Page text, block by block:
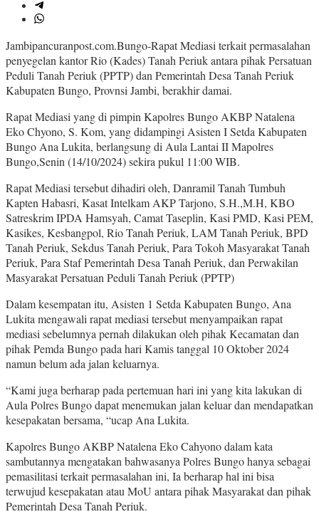
Jambipancuranpost.com.Bungo-Rapat Mediasi terkait permasalahan
penyegelan kantor Rio (Kades) Tanah Periuk antara pihak Persatuan
Peduli Tanah Periuk (PPTP) dan Pemerintah Desa Tanah Periuk
Kabupaten Bungo, Provnsi Jambi, berakhir damai.
Rapat Mediasi yang di pimpin Kapolres Bungo AKBP Natalena
Eko Chyono, S. Kom, yang didampingi Asisten I Setda Kabupaten
Bungo Ana Lukita, berlangsung di Aula Lantai II Mapolres
Bungo,Senin (14/10/2024) sekira pukul 11:00 WIB.
Rapat Mediasi tersebut dihadiri oleh, Danramil Tanah Tumbuh
Kapten Habasri, Kasat Intelkam AKP Tarjono, S.H.,M.H, KBO
Satreskrim IPDA Hamsyah, Camat Taseplin, Kasi PMD, Kasi PEM,
Kasikes, Kesbangpol, Rio Tanah Periuk, LAM Tanah Periuk, BPD
Tanah Periuk, Sekdus Tanah Periuk, Para Tokoh Masyarakat Tanah
Periuk, Para Staf Pemerintah Desa Tanah Periuk, dan Perwakilan
Masyarakat Persatuan Peduli Tanah Periuk (PPTP)
Dalam kesempatan itu, Asisten 1 Setda Kabupaten Bungo, Ana
Lukita mengawali rapat mediasi tersebut menyampaikan rapat
mediasi sebelumnya pernah dilakukan oleh pihak Kecamatan dan
pihak Pemda Bungo pada hari Kamis tanggal 10 Oktober 2024
namun belum ada jalan keluarnya.
“Kami juga berharap pada pertemuan hari ini yang kita lakukan di
Aula Polres Bungo dapat menemukan jalan keluar dan mendapatkan
kesepakatan bersama, “ucap Ana Lukita.
Kapolres Bungo AKBP Natalena Eko Cahyono dalam kata
sambutannya mengatakan bahwasanya Polres Bungo hanya sebagai
pemasilitasi terkait permasalahan ini, Ia berharap hal ini bisa
terwujud kesepakatan atau MoU antara pihak Masyarakat dan pihak
Pemerintah Desa Tanah Periuk.